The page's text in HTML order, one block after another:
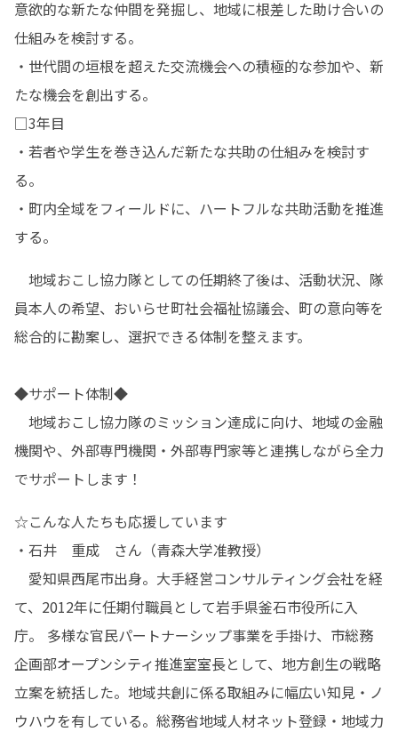
意欲的な新たな仲間を発掘し、地域に根差した助け合いの
仕組みを検討する。
・世代間の垣根を超えた交流機会への積極的な参加や、新
たな機会を創出する。
□3年目
・若者や学生を巻き込んだ新たな共助の仕組みを検討す
る。
・町内全域をフィールドに、ハートフルな共助活動を推進
する。
地域おこし協力隊としての任期終了後は、活動状況、隊
員本人の希望、おいらせ町社会福祉協議会、町の意向等を
総合的に勘案し、選択できる体制を整えます。
◆サポート体制◆
地域おこし協力隊のミッション達成に向け、地域の金融
機関や、外部専門機関・外部専門家等と連携しながら全力
でサポートします！
☆こんな人たちも応援しています
・石井　重成　さん（青森大学准教授）
愛知県西尾市出身。大手経営コンサルティング会社を経
て、2012年に任期付職員として岩手県釜石市役所に入
庁。 多様な官民パートナーシップ事業を手掛け、市総務
企画部オープンシティ推進室室長として、地方創生の戦略
立案を統括した。地域共創に係る取組みに幅広い知見・ノ
ウハウを有している。総務省地域人材ネット登録・地域力